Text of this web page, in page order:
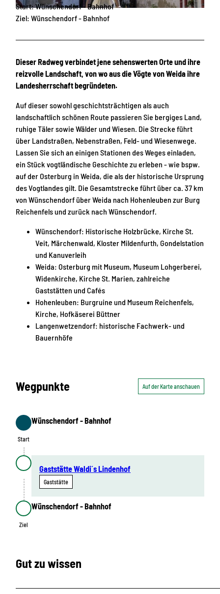
Start: Wünschendorf - Bahnhof
Ziel: Wünschendorf - Bahnhof
Dieser Radweg verbindet jene sehenswerten Orte und ihre
reizvolle Landschaft, von wo aus die Vögte von Weida ihre
Landesherrschaft begründeten.
Auf dieser sowohl geschichtsträchtigen als auch
landschaftlich schönen Route passieren Sie bergiges Land,
ruhige Täler sowie Wälder und Wiesen. Die Strecke führt
über Landstraßen, Nebenstraßen, Feld- und Wiesenwege.
Lassen Sie sich an einigen Stationen des Weges einladen,
ein Stück vogtländische Geschichte zu erleben - wie bspw.
auf der Osterburg in Weida, die als der historische Ursprung
des Vogtlandes gilt. Die Gesamtstrecke führt über ca. 37 km
von Wünschendorf über Weida nach Hohenleuben zur Burg
Reichenfels und zurück nach Wünschendorf.
Wünschendorf: Historische Holzbrücke, Kirche St.
Veit, Märchenwald, Kloster Mildenfurth, Gondelstation
und Kanuverleih
Weida: Osterburg mit Museum, Museum Lohgerberei,
Widenkirche, Kirche St. Marien, zahlreiche
Gaststätten und Cafés
Hohenleuben: Burgruine und Museum Reichenfels,
Kirche, Hofkäserei Büttner
Langenwetzendorf: historische Fachwerk- und
Bauernhöfe
Wegpunkte Auf der Karte anschauen
Start
Start
Wünschendorf - Bahnhof
Gaststätte Waldi´s Lindenhof
Gaststätte
Ziel
Ziel
Wünschendorf - Bahnhof
Gut zu wissen